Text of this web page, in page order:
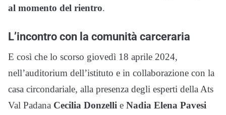
al momento del rientro.
L’incontro con la comunità carceraria
E così che lo scorso giovedì 18 aprile 2024,
nell’auditorium dell’istituto e in collaborazione con la
casa circondariale, alla presenza degli esperti della Ats
Val Padana Cecilia Donzelli e Nadia Elena Pavesi